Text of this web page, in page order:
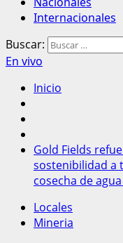
Internacionales
Buscar:
En vivo
Inicio
Gold Fields
sostenibilidad a
cosecha de
Locales
Mineria